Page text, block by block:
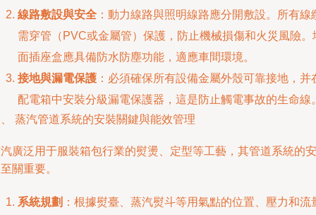
線路敷設與安全 ：動力線路與照明線路應分開敷設。所有線
需穿管（PVC或金屬管）保護，防止機械損傷和火災風險。
面插座盒應具備防水防塵功能，適應車間環境。
接地與漏電保護 ：必須確保所有設備金屬外殼可靠接地，并
配電箱中安裝分級漏電保護器，這是防止觸電事故的生命線
蒸汽管道系統的安裝關鍵與能效管理
廣泛用于服裝箱包行業的熨燙、定型等工藝，其管道系統的安
關重要。
系統規劃 ：根據熨臺、蒸汽熨斗等用氣點的位置、壓力和流